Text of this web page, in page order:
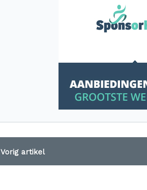
Vorig artikel